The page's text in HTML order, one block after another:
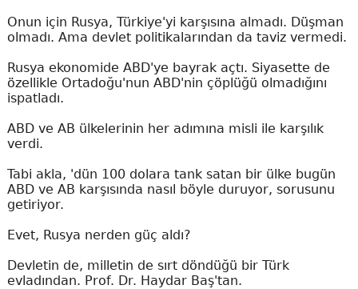
Onun için Rusya, Türkiye'yi karşısına almadı. Düşman
olmadı. Ama devlet politikalarından da taviz vermedi.
Rusya ekonomide ABD'ye bayrak açtı. Siyasette de
özellikle Ortadoğu'nun ABD'nin çöplüğü olmadığını
ispatladı.
ABD ve AB ülkelerinin her adımına misli ile karşılık
verdi.
Tabi akla, 'dün 100 dolara tank satan bir ülke bugün
ABD ve AB karşısında nasıl böyle duruyor, sorusunu
getiriyor.
Evet, Rusya nerden güç aldı?
Devletin de, milletin de sırt döndüğü bir Türk
evladından. Prof. Dr. Haydar Baş'tan.